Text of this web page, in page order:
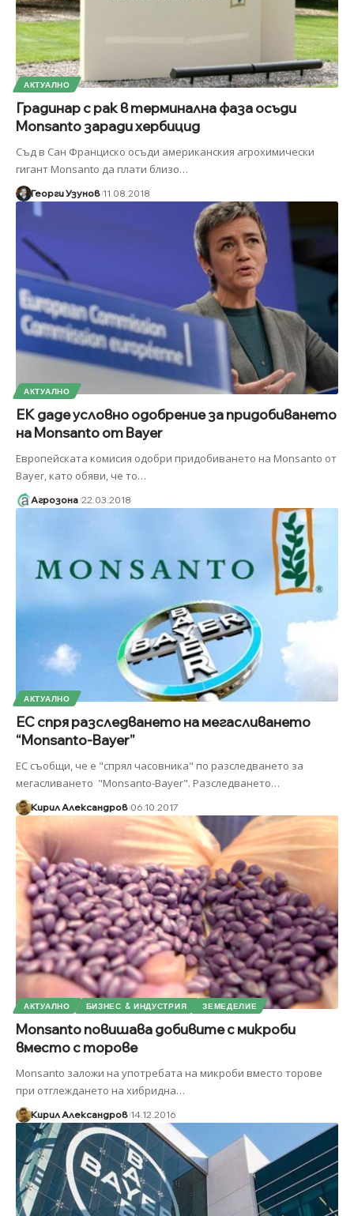
АКТУАЛНО
Градинар с рак в терминална фаза осъди
Monsanto заради хербицид
Съд в Сан Франциско осъди американския агрохимически
гигант Monsanto да плати близо…
Георги Узунов 11.08.2018
АКТУАЛНО
ЕК даде условно одобрение за придобиването
на Monsanto от Bayer
Европейската комисия одобри придобиването на Monsanto от
Bayer, като обяви, че то…
Агрозона 22.03.2018
АКТУАЛНО
ЕС спря разследването на мегасливането
“Monsanto-Bayer”
ЕС съобщи, че е "спрял часовника" по разследването за
мегасливането "Monsanto-Bayer". Разследването…
Кирил Александров 06.10.2017
АКТУАЛНО БИЗНЕС & ИНДУСТРИЯ ЗЕМЕДЕЛИЕ
Monsanto повишава добивите с микроби
вместо с торове
Monsanto заложи на употребата на микроби вместо торове
при отглеждането на хибридна…
Кирил Александров 14.12.2016